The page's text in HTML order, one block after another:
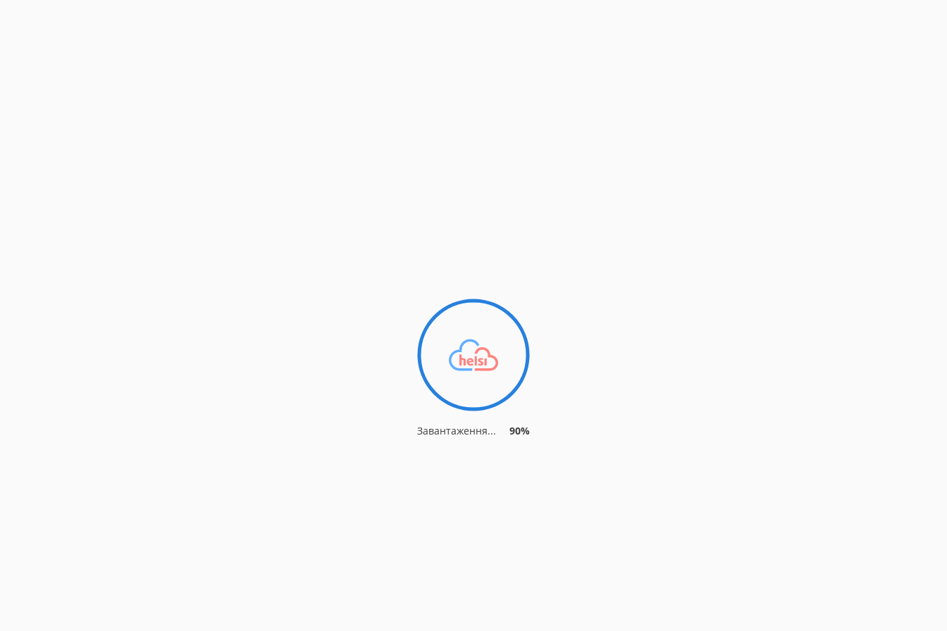
Завантаження... 90%